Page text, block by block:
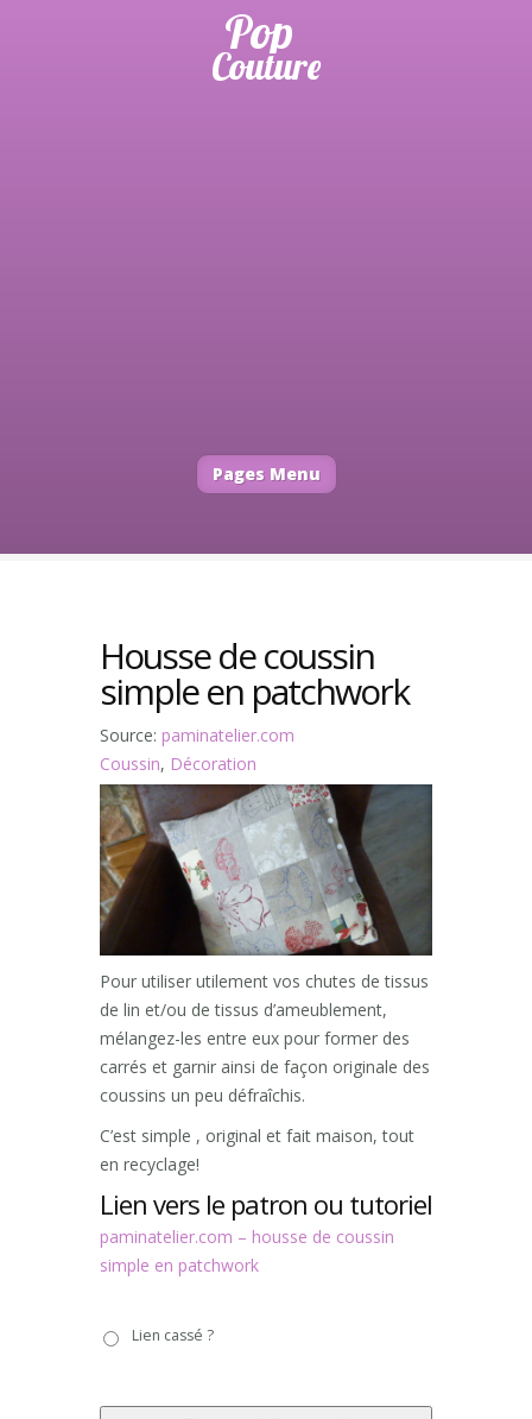
Pages Menu
Housse de coussin
simple en patchwork
Source: paminatelier.com
Coussin, Décoration
Pour utiliser utilement vos chutes de tissus
de lin et/ou de tissus d’ameublement,
mélangez-les entre eux pour former des
carrés et garnir ainsi de façon originale des
coussins un peu défraîchis.
C’est simple , original et fait maison, tout
en recyclage!
Lien vers le patron ou tutoriel
paminatelier.com – housse de coussin
simple en patchwork
casséLien cassé ?